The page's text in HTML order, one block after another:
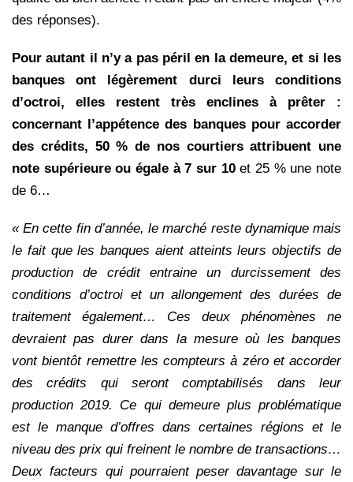
des réponses).
Pour autant il n’y a pas péril en la demeure, et si les
banques ont légèrement durci leurs conditions
d’octroi, elles restent très enclines à prêter :
concernant l’appétence des banques pour accorder
des crédits, 50 % de nos courtiers attribuent une
note supérieure ou égale à 7 sur 10et 25 % une note
de 6…
« En cette fin d’année, le marché reste dynamique mais
le fait que les banques aient atteints leurs objectifs de
production de crédit entraine un durcissement des
conditions d’octroi et un allongement des durées de
traitement également… Ces deux phénomènes ne
devraient pas durer dans la mesure où les banques
vont bientôt remettre les compteurs à zéro et accorder
des crédits qui seront comptabilisés dans leur
production 2019. Ce qui demeure plus problématique
est le manque d’offres dans certaines régions et le
niveau des prix qui freinent le nombre de transactions…
Deux facteurs qui pourraient peser davantage sur le